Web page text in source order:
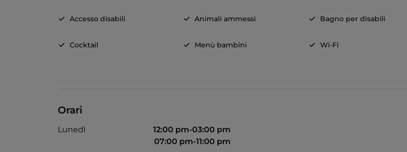
Accesso disabili Animali ammessi Bagno per disabili
Cocktail Menù bambini Wi-Fi
Orari
Lunedì
12:00 pm-03:00 pm
07:00 pm-11:00 pm